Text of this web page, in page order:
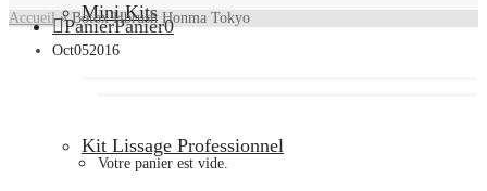
Mini Kits
Kit Lissage Professionnel
PanierPanier0
Votre panier est vide.
Accueil»Botox Hbrush Honma Tokyo
Oct052016